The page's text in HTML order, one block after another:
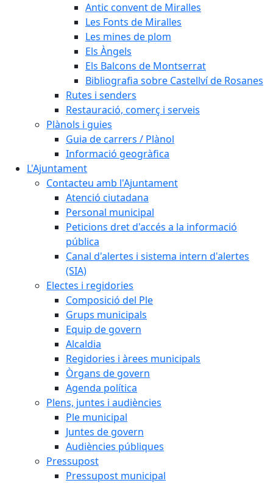
Antic convent de Miralles
Les Fonts de Miralles
Les mines de plom
Els Àngels
Els Balcons de Montserrat
Bibliografia sobre Castellví de Rosanes
Rutes i senders
Restauració, comerç i serveis
Plànols i guies
Guia de carrers / Plànol
Informació geogràfica
L'Ajuntament
Contacteu amb l'Ajuntament
Atenció ciutadana
Personal municipal
Peticions dret d'accés a la informació
pública
Canal d'alertes i sistema intern d'alertes
(SIA)
Electes i regidories
Composició del Ple
Grups municipals
Equip de govern
Alcaldia
Regidories i àrees municipals
Òrgans de govern
Agenda política
Plens, juntes i audiències
Ple municipal
Juntes de govern
Audiències públiques
Pressupost
Pressupost municipal